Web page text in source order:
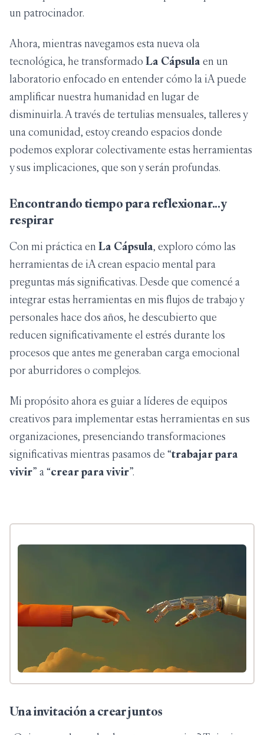
un patrocinador.
Ahora, mientras navegamos esta nueva ola
tecnológica, he transformado La Cápsulaen un
laboratorio enfocado en entender cómo la iA puede
amplificar nuestra humanidad en lugar de
disminuirla. A través de tertulias mensuales, talleres y
una comunidad, estoy creando espacios donde
podemos explorar colectivamente estas herramientas
y sus implicaciones, que son y serán profundas.
Encontrando tiempo para reflexionar... y
respirar
Con mi práctica en La Cápsula, exploro cómo las
herramientas de iA crean espacio mental para
preguntas más significativas. Desde que comencé a
integrar estas herramientas en mis flujos de trabajo y
personales hace dos años, he descubierto que
reducen significativamente el estrés durante los
procesos que antes me generaban carga emocional
por aburridores o complejos.
Mi propósito ahora es guiar a líderes de equipos
creativos para implementar estas herramientas en sus
organizaciones, presenciando transformaciones
significativas mientras pasamos de “trabajar para
vivir” a “crear para vivir”.
Una invitación a crear juntos